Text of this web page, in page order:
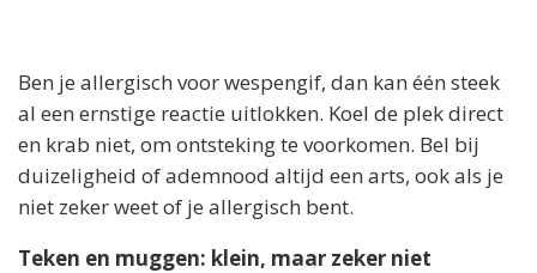
Ben je allergisch voor wespengif, dan kan één steek
al een ernstige reactie uitlokken. Koel de plek direct
en krab niet, om ontsteking te voorkomen. Bel bij
duizeligheid of ademnood altijd een arts, ook als je
niet zeker weet of je allergisch bent.
Teken en muggen: klein, maar zeker niet